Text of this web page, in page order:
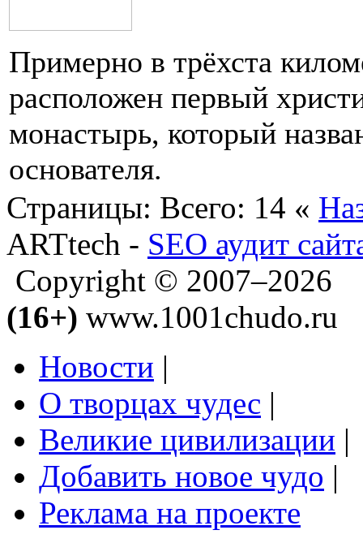
Примерно в трёхста
расположен первый
монастырь, который
основателя.
Страницы: Всего: 14 «
ARTtech - SEO аудит
Copyright © 2007–2026
(16+) www.1001chudo.ru
Новости |
О творцах чудес |
Великие цивилизации |
Добавить новое чудо |
Реклама на проекте